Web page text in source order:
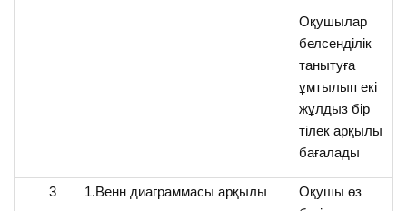
Оқушылар
белсенділік
танытуға
ұмтылып екі
жұлдыз бір
тілек арқылы
бағалады
3
1.Венн диаграммасы арқылы
Оқушы өз